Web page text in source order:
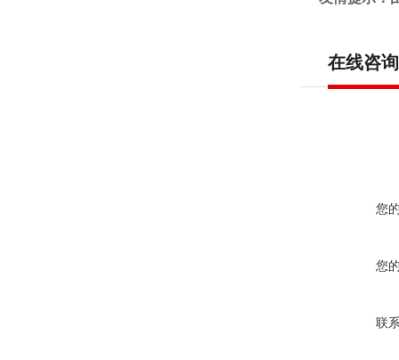
在线咨询
您
您
联